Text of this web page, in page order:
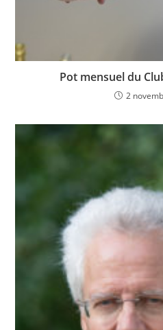
Pot mensuel du
2